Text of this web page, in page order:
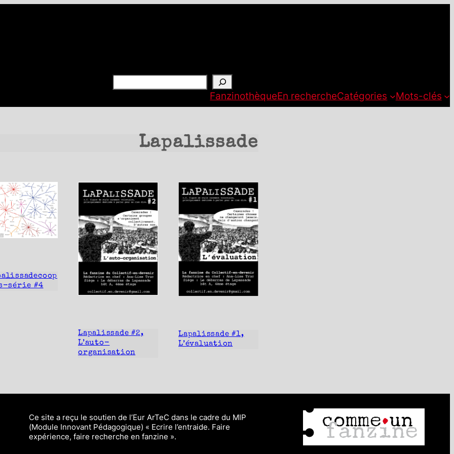
FanzinothèqueEn rechercheCatégories Mots-clés
Lapalissade
série #4
Lapalissade #2,
L’auto-
organisation
Lapalissade #1,
L’évaluation
Ce site a reçu le soutien de l’Eur ArTeC dans le cadre du MIP
(Module Innovant Pédagogique) « Ecrire l’entraide. Faire
expérience, faire recherche en fanzine ».